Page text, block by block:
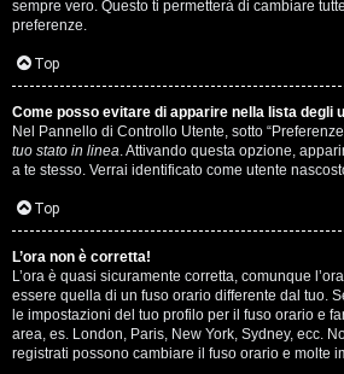
a
F
A
Q
sempre vero. Questo ti permetterà di cambiare
preferenze.
Top
Come posso evitare di apparire nella lista degli
Nel Pannello di Controllo Utente, sotto
tuo stato in linea. Attivando questa opzione,
a te stesso. Verrai identificato come utente
Top
L’ora non è corretta!
L’ora è quasi sicuramente corretta, comunque
essere quella di un fuso orario differente dal tuo.
le impostazioni del tuo profilo per il fuso orario e
area, es. London, Paris, New York, Sydney, ecc.
registrati possono cambiare il fuso orario e molte
i
l
i
/
D
i
g
i
t